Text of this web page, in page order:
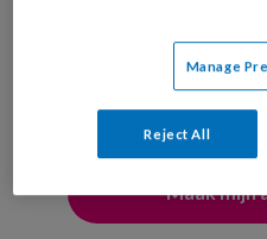
Uw bovenstaande gegevens
uw profiel in
?
Manage
Reject All